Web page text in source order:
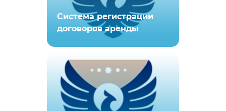
Система регистрации
договоров аренды